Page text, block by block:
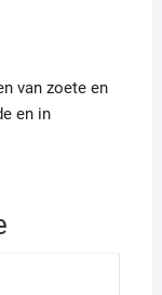
van zoete en
en in